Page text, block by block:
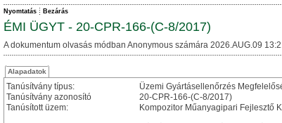
Nyomtatás Bezárás
ÉMI ÜGYT - 20-CPR-166-(C-8/2017)
A dokumentum olvasás módban Anonymous számára 2026.AUG.09
Alapadatok
Tanúsítvány típus:
Üzemi Gyártásellenőrzés
Tanúsítvány azonosító
20-CPR-166-(C-8/2017)
Tanúsított üzem:
Kompozitor Műanyagipari Fejlesztő